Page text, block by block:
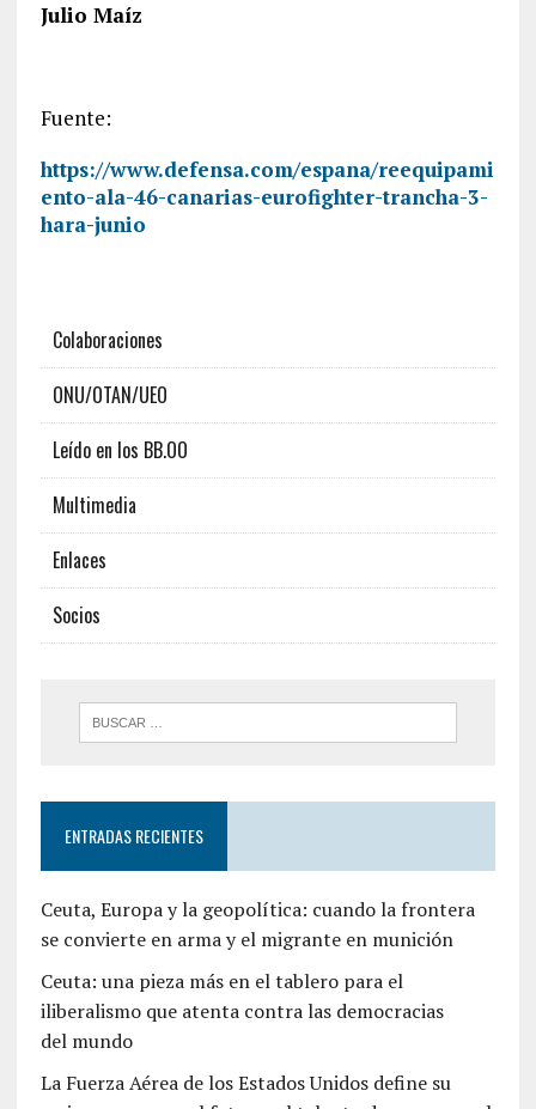
Julio Maíz
Fuente:
https://www.defensa.com/espana/reequipami
ento-ala-46-canarias-eurofighter-trancha-3-
hara-junio
Colaboraciones
ONU/OTAN/UEO
Leído en los BB.OO
Multimedia
Enlaces
Socios
ENTRADAS RECIENTES
Ceuta, Europa y la geopolítica: cuando la frontera
se convierte en arma y el migrante en munición
Ceuta: una pieza más en el tablero para el
iliberalismo que atenta contra las democracias
del mundo
La Fuerza Aérea de los Estados Unidos define su